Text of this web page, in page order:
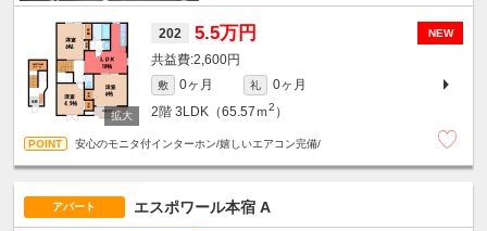
NEW
202 5.5万円
2,600円
敷 0ヶ月 礼
0ヶ月
2階 3LDK（65.57ｍ2 ）
安心のモニタ付インターホン/嬉しいエアコン完備/
アパート エスポワール本宿 A